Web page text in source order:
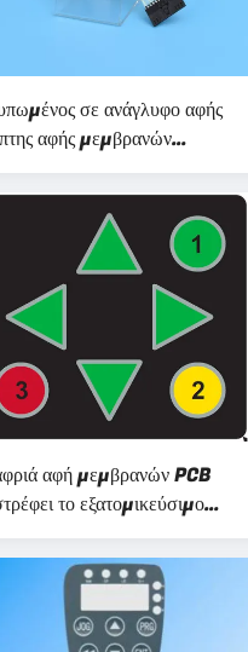
σε ανάγλυφο αφής
αφής μεμβρανών
που τυπώνει με LEDs
αφή μεμβρανών PCB
το εξατομικεύσιμο
πληκτρολόγιο, αδιάβροχο